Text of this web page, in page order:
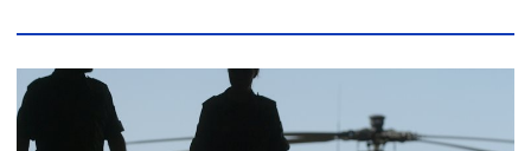
op)
resultaten,
getoond